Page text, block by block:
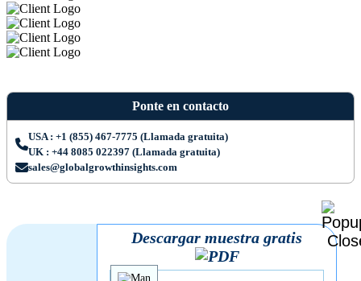
Ponte en contacto
USA : +1 (855) 467-7775 (Llamada gratuita)
UK : +44 8085 022397 (Llamada gratuita)
sales@globalgrowthinsights.com
Descargar muestra gratis